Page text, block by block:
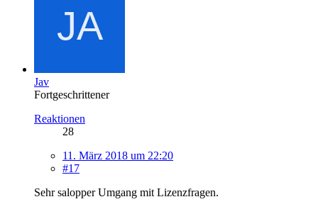
Jav
Fortgeschrittener
Reaktionen
28
11. März 2018 um 22:20
#17
Sehr salopper Umgang mit Lizenzfragen.